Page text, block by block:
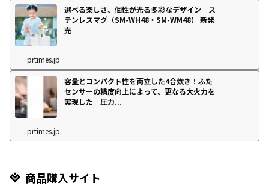
選べる楽しさ、個性が光る多彩なデザイン ス
テンレスマグ（SM-WH48・SM-WM48） 新発
売
prtimes.jp
容量とコンパクト性を両立した4合炊き！ふた
センサーの精度向上によって、更なる大火力を
実現した 圧力...
prtimes.jp
商品購入サイト